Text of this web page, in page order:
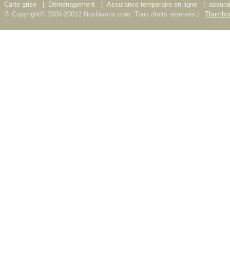
Carte grise Déménagement Assurance temporaire en ligne
© Copyright© 2004-20012 Nosfavoris.com. Tous droits réservés |